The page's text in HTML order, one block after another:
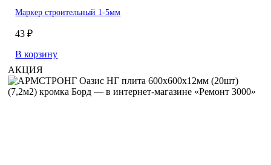
Маркер строительный 1-5мм
43 ₽
В корзину
АКЦИЯ